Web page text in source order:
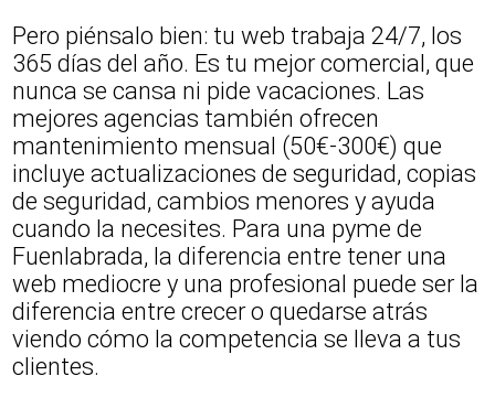
Pero piénsalo bien: tu web trabaja 24/7, los
365 días del año. Es tu mejor comercial, que
nunca se cansa ni pide vacaciones. Las
mejores agencias también ofrecen
mantenimiento mensual (50€-300€) que
incluye actualizaciones de seguridad, copias
de seguridad, cambios menores y ayuda
cuando la necesites. Para una pyme de
Fuenlabrada, la diferencia entre tener una
web mediocre y una profesional puede ser la
diferencia entre crecer o quedarse atrás
viendo cómo la competencia se lleva a tus
clientes.